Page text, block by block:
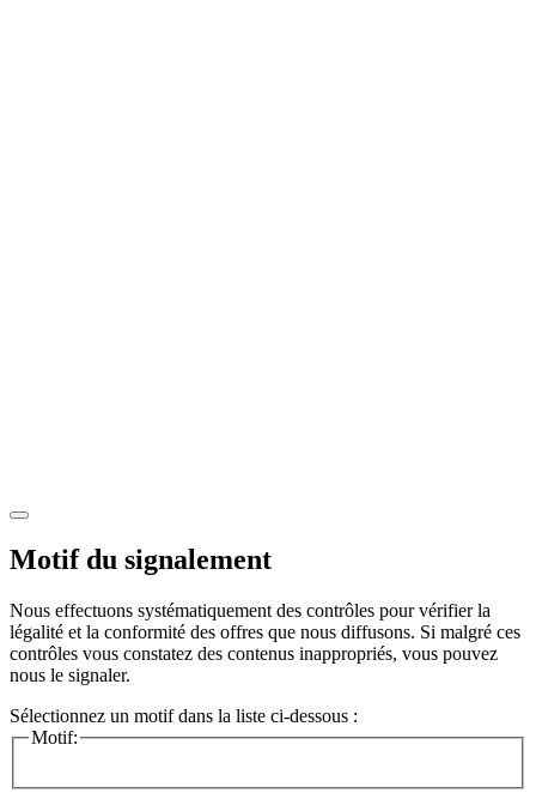
Motif du signalement
Nous effectuons systématiquement des contrôles pour vérifier la
légalité et la conformité des offres que nous diffusons. Si malgré ces
contrôles vous constatez des contenus inappropriés, vous pouvez
nous le signaler.
Sélectionnez un motif dans la liste ci-dessous :
Motif: